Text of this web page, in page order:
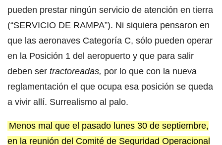
pueden prestar ningún servicio de atención en tierra
(“SERVICIO DE RAMPA”). Ni siquiera pensaron en
que las aeronaves Categoría C, sólo pueden operar
en la Posición 1 del aeropuerto y que para salir
deben ser tractoreadas, por lo que con la nueva
reglamentación el que ocupa esa posición se queda
a vivir allí. Surrealismo al palo.
Menos mal que el pasado lunes 30 de septiembre,
en la reunión del Comité de Seguridad Operacional